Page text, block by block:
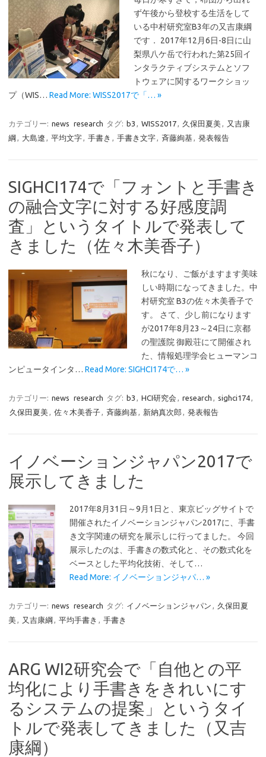
ず午後から登校する生活をして
いる中村研究室B3年の又吉康綱
です． 2017年12月6日-8日に山
梨県八ケ岳で行われた第25回イ
ンタラクティブシステムとソフ
トウェアに関するワークショッ
プ（WIS… Read More: WISS2017で「… »
カテゴリー: news research タグ: b3 , WISS2017, 久保田夏美, 又吉康
綱 , 大島遼 , 平均文字, 手書き , 手書き文字, 斉藤絢基, 発表報告
SIGHCI174で「フォントと手書き
の融合文字に対する好感度調
査」というタイトルで発表して
きました（佐々木美香子）
秋になり、ご飯がますます美味
しい時期になってきました。中
村研究室 B3の佐々木美香子で
す。 さて、少し前になります
が2017年8月23～24日に京都
の聖護院 御殿荘にて開催され
た、情報処理学会ヒューマンコ
ンピュータインタ… Read More: SIGHCI174で… »
カテゴリー: news research タグ: b3 , HCI研究会 , research , sighci174,
久保田夏美, 佐々木美香子, 斉藤絢基, 新納真次郎 , 発表報告
イノベーションジャパン2017で
展示してきました
2017年8月31日～9月1日と、東京ビッグサイトで
開催されたイノベーションジャパン2017に、手書
き文字関連の研究を展示しに行ってました。 今回
展示したのは、手書きの数式化と、その数式化を
ベースとした平均化技術、そして…
Read More: イノベーションジャパ… »
カテゴリー: news research タグ: イノベーションジャパン , 久保田夏
美, 又吉康綱 , 平均手書き , 手書き
ARG WI2研究会で「自他との平
均化により手書きをきれいにす
るシステムの提案」というタイ
トルで発表してきました（又吉
康綱）